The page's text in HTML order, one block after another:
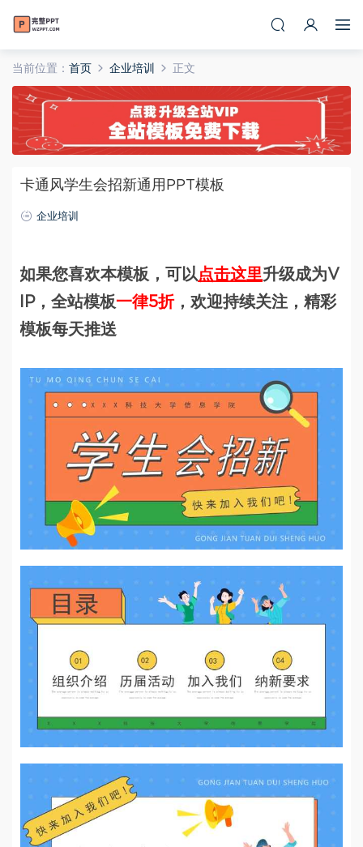
当前位置： 首页 企业培训 正文
卡通风学生会招新通用PPT模板
企业培训
如果您喜欢本模板，可以点击这里升级成为V
IP，全站模板一律5折，欢迎持续关注，精彩
模板每天推送